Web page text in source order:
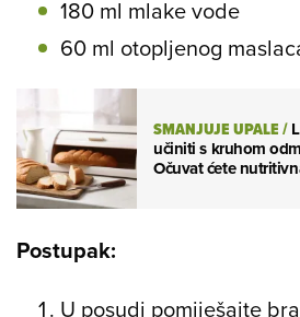
180 ml mlake vode
60 ml otopljenog
SMANJUJE UPALE/
učiniti s kruhom
Očuvat ćete
Postupak:
U posudi pomiješajte